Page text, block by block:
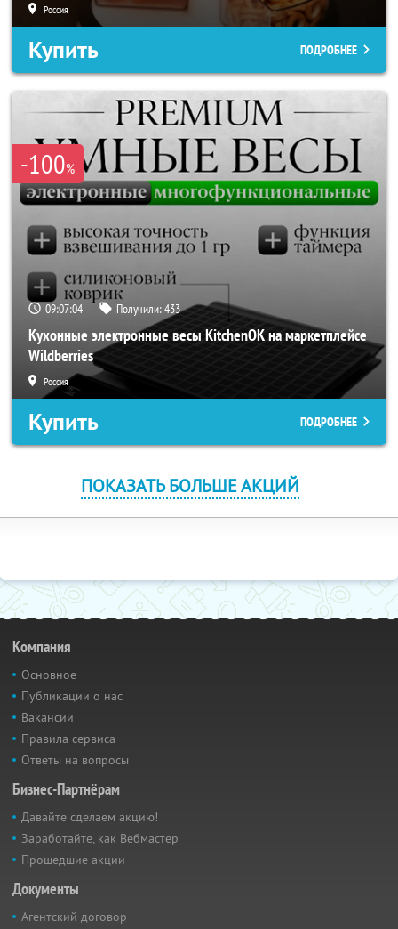
Россия
Купить ПОДРОБНЕЕ
-100%
09:07:03 Получили:433
Кухонные электронные весы KitchenOK на маркетплейсе
Wildberries
Россия
Купить ПОДРОБНЕЕ
ПОКАЗАТЬ БОЛЬШЕ АКЦИЙ
Компания
Основное
Публикации о нас
Вакансии
Правила сервиса
Ответы на вопросы
Бизнес-Партнёрам
Давайте сделаем акцию!
Заработайте, как Вебмастер
Прошедшие акции
Документы
Агентский договор